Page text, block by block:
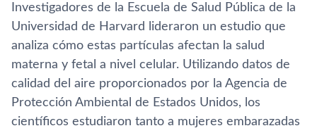
Investigadores de la Escuela de Salud Pública de la
Universidad de Harvard lideraron un estudio que
analiza cómo estas partículas afectan la salud
materna y fetal a nivel celular. Utilizando datos de
calidad del aire proporcionados por la Agencia de
Protección Ambiental de Estados Unidos, los
científicos estudiaron tanto a mujeres embarazadas